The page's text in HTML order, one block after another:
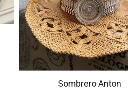
Sombrero Anton